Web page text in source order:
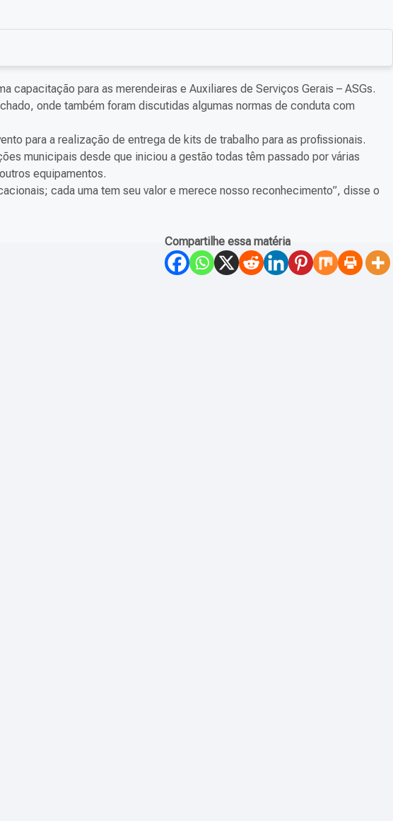
capacitação para as merendeiras e Auxiliares de Serviços Gerais – ASGs.
onde também foram discutidas algumas normas de conduta com
para a realização de entrega de kits de trabalho para as profissionais.
municipais desde que iniciou a gestão todas têm passado por várias
equipamentos.
cada uma tem seu valor e merece nosso reconhecimento”, disse o
Compartilhe essa matéria